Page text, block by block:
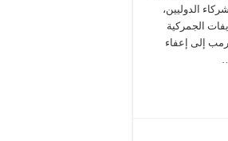
الدوليين،
الجمركية
إلى إعفاء